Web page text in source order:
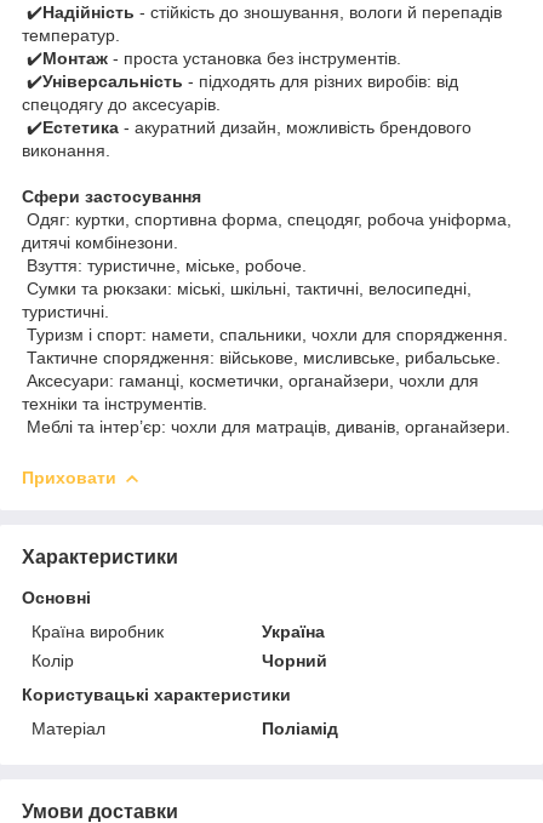
✔️Надійність - стійкість до зношування, вологи й перепадів
температур.
✔️Монтаж - проста установка без інструментів.
✔️Універсальність - підходять для різних виробів: від
спецодягу до аксесуарів.
✔️Естетика - акуратний дизайн, можливість брендового
виконання.
Сфери застосування
Одяг: куртки, спортивна форма, спецодяг, робоча уніформа,
дитячі комбінезони.
Взуття: туристичне, міське, робоче.
Сумки та рюкзаки: міські, шкільні, тактичні, велосипедні,
туристичні.
Туризм і спорт: намети, спальники, чохли для спорядження.
Тактичне спорядження: військове, мисливське, рибальське.
Аксесуари: гаманці, косметички, органайзери, чохли для
техніки та інструментів.
Меблі та інтер’єр: чохли для матраців, диванів, органайзери.
Приховати
Характеристики
Основні
Країна виробник
Україна
Колір
Чорний
Користувацькі характеристики
Матеріал
Поліамід
Умови доставки